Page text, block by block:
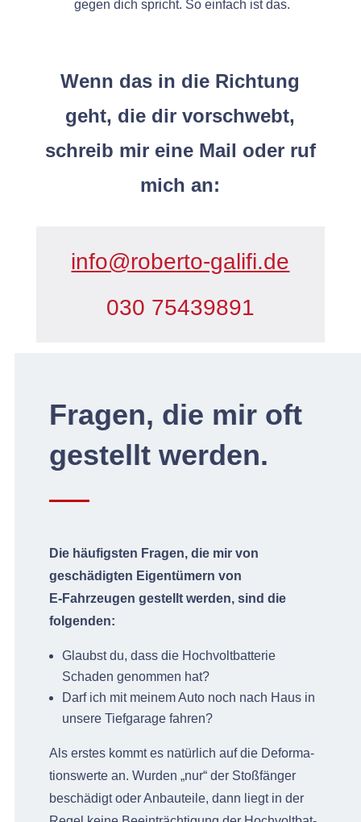
gegen dich spricht. So ein­fach ist das.
Wenn das in die Rich­tung
geht, die dir vorschwebt,
schreib mir eine Mail oder ruf
mich an:
info@roberto-galifi.de
030 75439891
Fragen, die mir oft
gestellt werden.
Die häu­fig­sten Fra­gen, die mir von
geschädigten Eigen­tümern von
E‑Fahrzeugen gestellt wer­den, sind die
folgenden:
Glaub­st du, dass die Hoch­volt­bat­terie
Schaden genom­men hat?
Darf ich mit meinem Auto noch nach Haus in
unsere Tief­garage fahren?
Als erstes kommt es natür­lich auf die Defor­ma­
tion­swerte an. Wur­den „nur“ der Stoßfänger
beschädigt oder Anbauteile, dann liegt in der